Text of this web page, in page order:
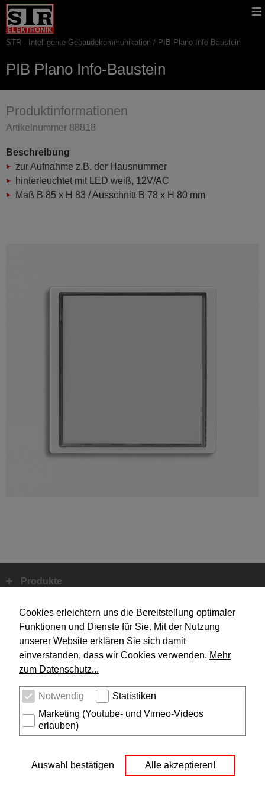
Cookies erleichtern uns die Bereitstellung optimaler
Funktionen und Dienste für Sie. Mit der Nutzung
unserer Website erklären Sie sich damit
einverstanden, dass wir Cookies verwenden. Mehr
zum Datenschutz...
Notwendig
Statistiken
Marketing (Youtube- und Vimeo-Videos
erlauben)
Auswahl bestätigen Alle akzeptieren!
Gehe
direkt
zu:
STR
Website
Hauptnavigation
STR - Intelligente Gebäudekommunikation PIB Plano Info-Baustein
PIB Plano Info-Baustein
Produktinformationen
Artikelnummer 88818
Beschreibung
zur Aufnahme z.B. der Hausnummer
hinterleuchtet mit LED weiß, 12V/AC
Maß B 85 x H 83 / Ausschnitt B 78 x H 80 mm
Produkte
Systemtechnik
Design
Unternehmen
Service
Rechtliches